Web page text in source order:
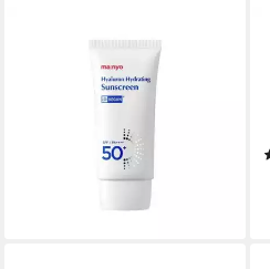
Sonnenschutzcreme ma:nyo,
Hyaluron hydrating Sunscreen
lieferbar - in 3-4 Werktagen bei dir